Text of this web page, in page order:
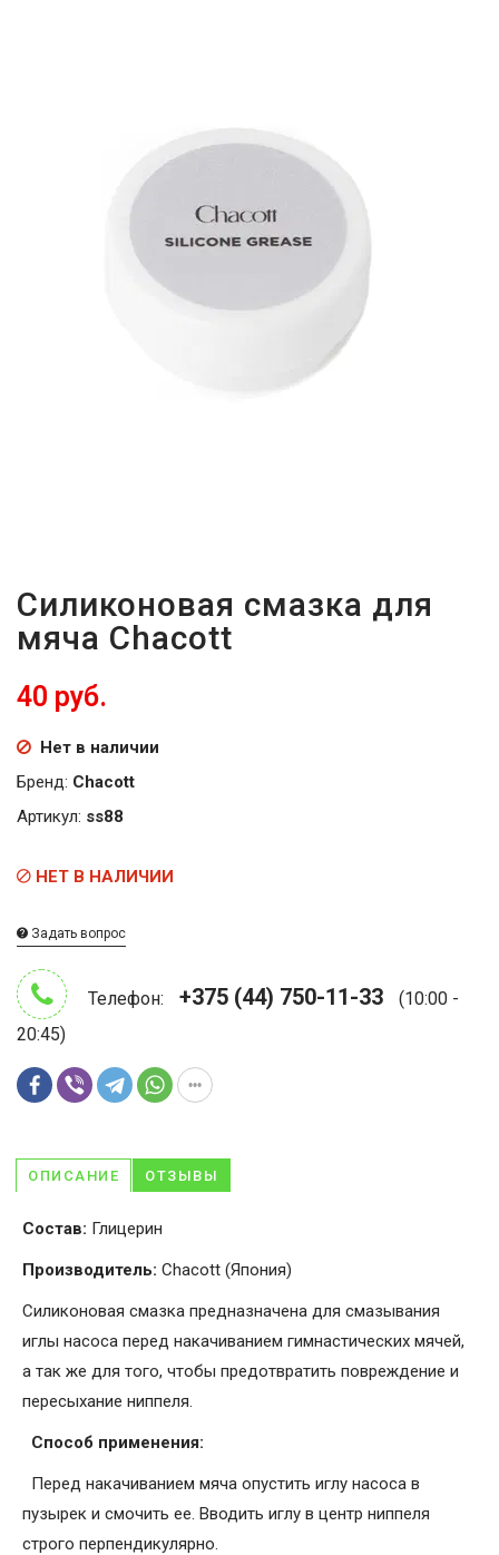
Силиконовая смазка для
мяча Chacott
40 руб.
Нет в наличии
Бренд: Chacott
Артикул: ss88
НЕТ В НАЛИЧИИ
Задать вопрос
Телефон: +375 (44) 750-11-33
(10:00 -
20:45)
ОПИСАНИЕ ОТЗЫВЫ
Состав: Глицерин
Производитель: Chacott (Япония)
Силиконовая смазка предназначена для смазывания
иглы насоса перед накачиванием гимнастических мячей,
а так же для того, чтобы предотвратить повреждение и
пересыхание ниппеля.
Способ применения:
Перед накачиванием мяча опустить иглу насоса в
пузырек и смочить ее. Вводить иглу в центр ниппеля
строго перпендикулярно.